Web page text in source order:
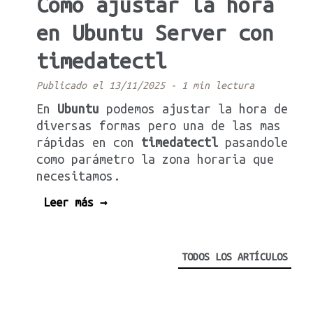
Como ajustar la hora
en Ubuntu Server con
timedatectl
Publicado el 13/11/2025- 1 min lectura
En Ubuntu podemos ajustar la hora de
diversas formas pero una de las mas
rápidas en con timedatectl pasandole
como parámetro la zona horaria que
necesitamos.
Leer más →
TODOS LOS ARTÍCULOS